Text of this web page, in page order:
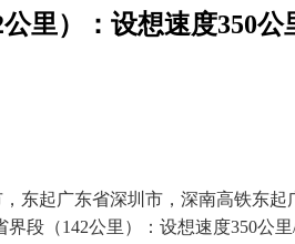
里）：设想速度350公
起广东省深圳市，深南高铁东起
界段（142公里）：设想速度350